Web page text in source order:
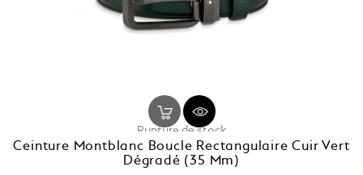
Rupture de stock
Ceinture Montblanc Boucle Rectangulaire Cuir Vert
Dégradé (35 Mm)